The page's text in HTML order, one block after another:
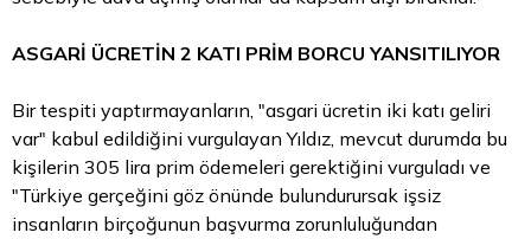
ASGARİ ÜCRETİN 2 KATI PRİM BORCU YANSITILIYOR
Bir tespiti yaptırmayanların, "asgari ücretin iki katı geliri
var" kabul edildiğini vurgulayan Yıldız, mevcut durumda bu
kişilerin 305 lira prim ödemeleri gerektiğini vurguladı ve
"Türkiye gerçeğini göz önünde bulundurursak işsiz
insanların birçoğunun başvurma zorunluluğundan